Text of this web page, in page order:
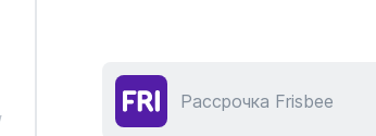
Рассрочка Frisbee